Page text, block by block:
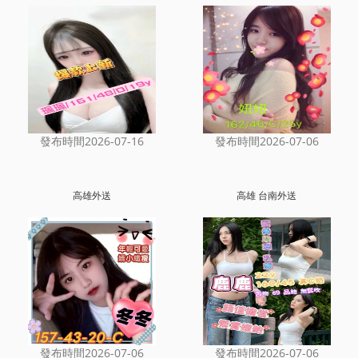
發布時間2026-07-16 發布時間2026-07-06
高雄外送
發布時間2026-07-06
高雄 台南外送
發布時間2026-07-06